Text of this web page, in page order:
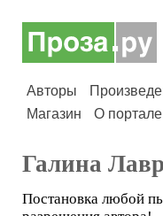
Авторы
Магазин
О портале
Галина
Постановка любой